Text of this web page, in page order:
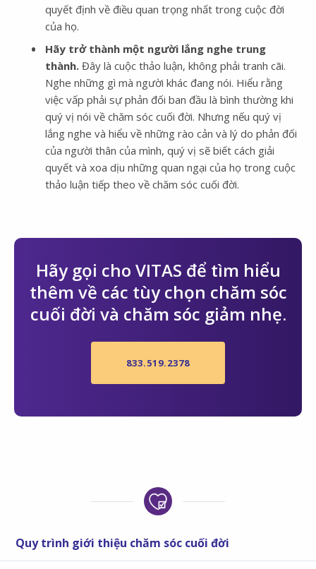
quyết định về điều quan trọng nhất trong cuộc đời
của họ.
Hãy trở thành một người lắng nghe trung
thành. Đây là cuộc thảo luận, không phải tranh cãi.
Nghe những gì mà người khác đang nói. Hiểu rằng
việc vấp phải sự phản đối ban đầu là bình thường khi
quý vị nói về chăm sóc cuối đời. Nhưng nếu quý vị
lắng nghe và hiểu về những rào cản và lý do phản đối
của người thân của mình, quý vị sẽ biết cách giải
quyết và xoa dịu những quan ngại của họ trong cuộc
thảo luận tiếp theo về chăm sóc cuối đời.
Hãy gọi cho VITAS để tìm hiểu
thêm về các tùy chọn chăm sóc
cuối đời và chăm sóc giảm nhẹ.
833.519.2378
Quy trình giới thiệu chăm sóc cuối đời